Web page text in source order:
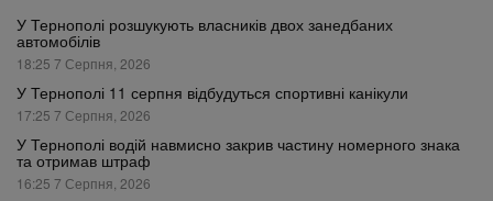
У Тернополі розшукують власників двох занедбаних
автомобілів
18:25 7 Серпня, 2026
У Тернополі 11 серпня відбудуться спортивні канікули
17:25 7 Серпня, 2026
У Тернополі водій навмисно закрив частину номерного знака
та отримав штраф
16:25 7 Серпня, 2026